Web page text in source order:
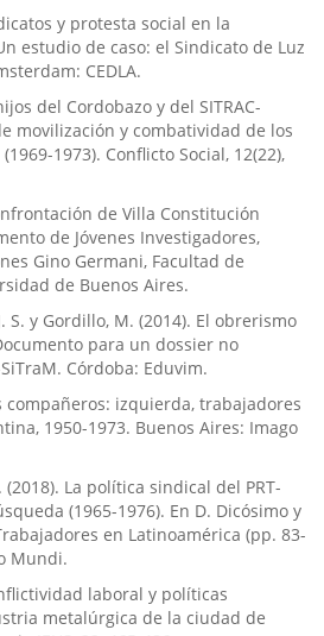
y protesta social en la
estudio de caso: el Sindicato de Luz
CEDLA.
del Cordobazo y del SITRAC-
movilización y combatividad de los
1973). Conflicto Social, 12(22),
de Villa Constitución
de Jóvenes Investigadores,
Gino Germani, Facultad de
de Buenos Aires.
S. y Gordillo, M. (2014). El obrerismo
para un dossier no
Córdoba: Eduvim.
compañeros: izquierda, trabajadores
1950-1973. Buenos Aires: Imago
(2018). La política sindical del PRT-
(1965-1976). En D. Dicósimo y
en Latinoamérica (pp. 83-
Mundi.
laboral y políticas
metalúrgica de la ciudad de